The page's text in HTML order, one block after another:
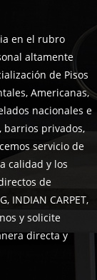
en el rubro
altamente
de Pisos
Americanas,
nacionales e
barrios privados,
servicio de
calidad y los
de
INDIAN CARPET,
y solicite
directa y